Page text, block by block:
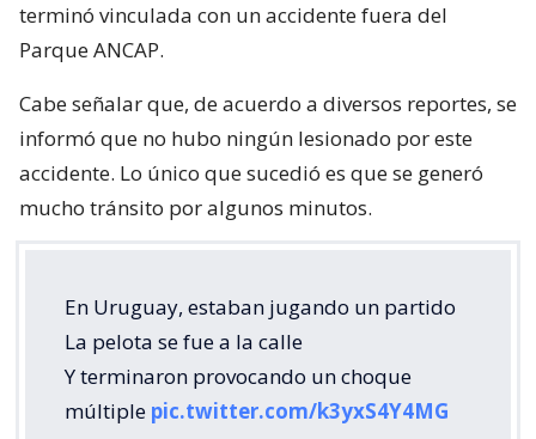
terminó vinculada con un accidente fuera del
Parque ANCAP.
Cabe señalar que, de acuerdo a diversos reportes, se
informó que no hubo ningún lesionado por este
accidente. Lo único que sucedió es que se generó
mucho tránsito por algunos minutos.
En Uruguay, estaban jugando un partido
La pelota se fue a la calle
Y terminaron provocando un choque
múltiple pic.twitter.com/k3yxS4Y4MG